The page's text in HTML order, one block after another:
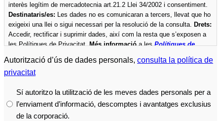
interès legítim de mercadotecnia art.21.2 Llei 34/2002 i consentiment.
Destinataris/es: Les dades no es comunicaran a tercers, llevat que ho
exigeixi una llei o sigui necessari per la resolució de la consulta.
Drets:
Accedir, rectificar i suprimir dades, així com la resta que s’exposen a
les Polítiques de Privacitat.Més informacióa lesPolítiques de
Autorització d’ús de dades personals, consulta la política de
privacitat
Sí autoritzo la utilització de les meves dades personals per a
l’enviament d’informació, descomptes i avantatges exclusius
de la corporació.